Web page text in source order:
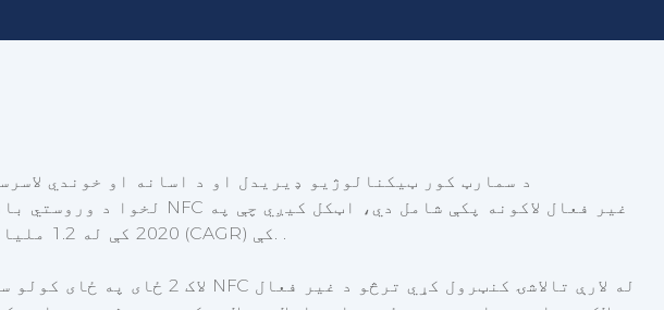
د سمارټ کور ټیکنالوژیو ډیریدل او د اسانه او خوندي
2020 کې له 1.2 ملیارد ډالرو څخه تر 2025 پورې 4.2 ملیارد ډالرو ته وده ورکړي، د 27.9٪ جامع کلنۍ ودې کچه (CAGR) کې. .